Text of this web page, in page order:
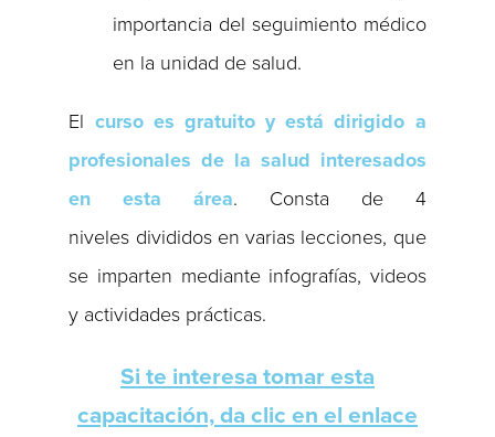
importancia del seguimiento médico
en la unidad de salud.
El curso es gratuito y está dirigido a
profesionales de la salud interesados
en esta área. Consta de 4
niveles divididos en varias lecciones, que
se imparten mediante infografías, videos
y actividades prácticas.
Si te interesa tomar esta
capacitación, da clic en el enlace